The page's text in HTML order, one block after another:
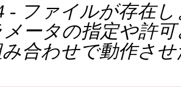
- ファイルが存在
メータの指定や許
合わせで動作さ